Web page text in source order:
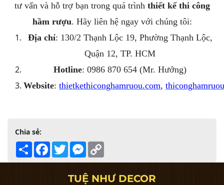
tư vấn và hỗ trợ bạn trong quá trình thiết kế thi công
hầm rượu. Hãy liên hệ ngay với chúng tôi:
Địa chỉ: 130/2 Thạnh Lộc 19, Phường Thạnh Lộc,
Quận 12, TP. HCM
Hotline: 0986 870 654 (Mr. Hưởng)
Website: thietkethiconghamruou.com,
Chia sẻ:
Share Facebook
TwitterMessenger
TUỆ NHƯ DECOR